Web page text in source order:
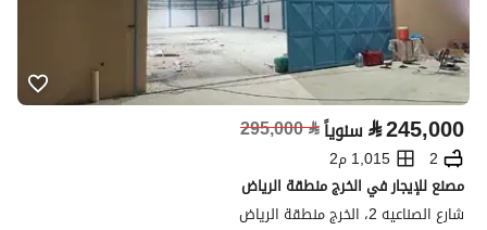
⃁245,000 سنوياً⃁
295,000
2
1,015 م2
مصنع للإيجار في الخرج منطقة الرياض
شارع الصناعيه 2، الخرج منطقة الرياض